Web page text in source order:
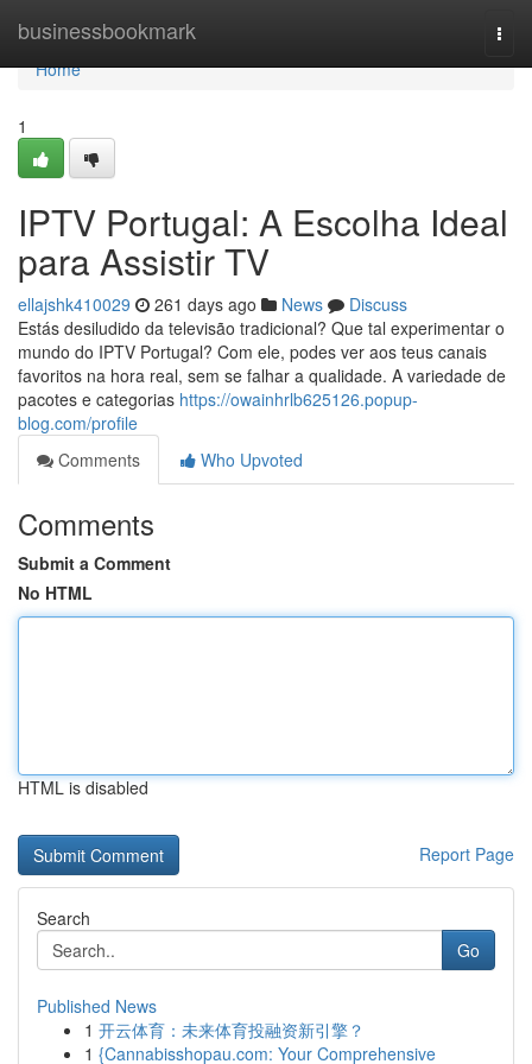
businessbookmark
Home
Home
1
IPTV Portugal: A Escolha Ideal
para Assistir TV
ellajshk410029 261 days ago News
Discuss
Estás desiludido da televisão tradicional? Que tal experimentar o
mundo do IPTV Portugal? Com ele, podes ver aos teus canais
favoritos na hora real, sem se falhar a qualidade. A variedade de
pacotes e categorias https://owainhrlb625126.popup-
blog.com/profile
Comments
Who Upvoted
Comments
Submit a Comment
No HTML
HTML is disabled
Report Page
Search
Go
Published News
1 开云体育：未来体育投融资新引擎？
1 {Cannabisshopau.com: Your Comprehensive